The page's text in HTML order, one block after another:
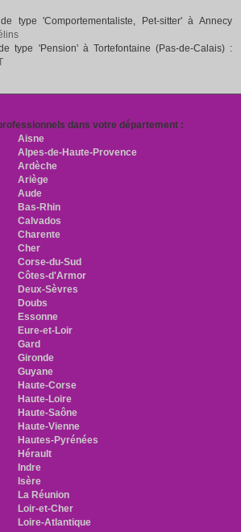
type 'Comportementaliste, Pet-sitter' à Annecy
type 'Pension' à Tortefontaine (Pas-de-Calais) :
dans votre département :
Aisne
Alpes-de-Haute-Provence
Ardèche
Ariège
Aude
Bas-Rhin
Calvados
Charente
Cher
Corse-du-Sud
Côtes-d'Armor
Deux-Sèvres
Doubs
Essonne
Eure-et-Loir
Gard
Gironde
Guyane
Haute-Corse
Haute-Loire
Haute-Saône
Haute-Vienne
Hautes-Pyrénées
Hérault
Indre
Isère
La Réunion
Loir-et-Cher
Loire-Atlantique